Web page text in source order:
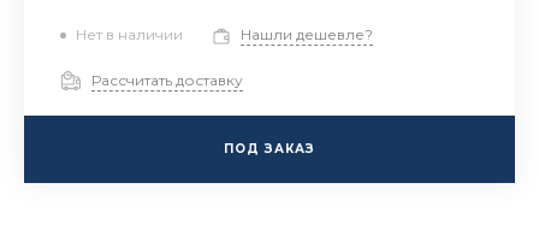
Нет в наличии Нашли дешевле?
Рассчитать доставку
ПОД ЗАКАЗ